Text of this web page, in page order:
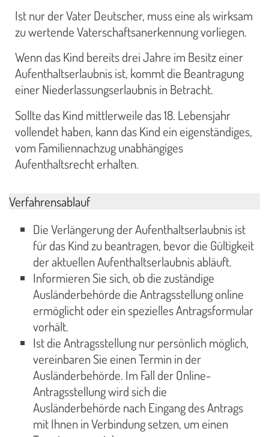
Ist nur der Vater Deutscher, muss eine als wirksam
zu wertende Vaterschaftsanerkennung vorliegen.
Wenn das Kind bereits drei Jahre im Besitz einer
Aufenthaltserlaubnis ist, kommt die Beantragung
einer Niederlassungserlaubnis in Betracht.
Sollte das Kind mittlerweile das 18. Lebensjahr
vollendet haben, kann das Kind ein eigenständiges,
vom Familiennachzug unabhängiges
Aufenthaltsrecht erhalten.
Verfahrensablauf
Die Verlängerung der Aufenthaltserlaubnis ist
für das Kind zu beantragen, bevor die Gültigkeit
der aktuellen Aufenthaltserlaubnis abläuft.
Informieren Sie sich, ob die zuständige
Ausländerbehörde die Antragsstellung online
ermöglicht oder ein spezielles Antragsformular
vorhält.
Ist die Antragsstellung nur persönlich möglich,
vereinbaren Sie einen Termin in der
Ausländerbehörde. Im Fall der Online-
Antragsstellung wird sich die
Ausländerbehörde nach Eingang des Antrags
mit Ihnen in Verbindung setzen, um einen